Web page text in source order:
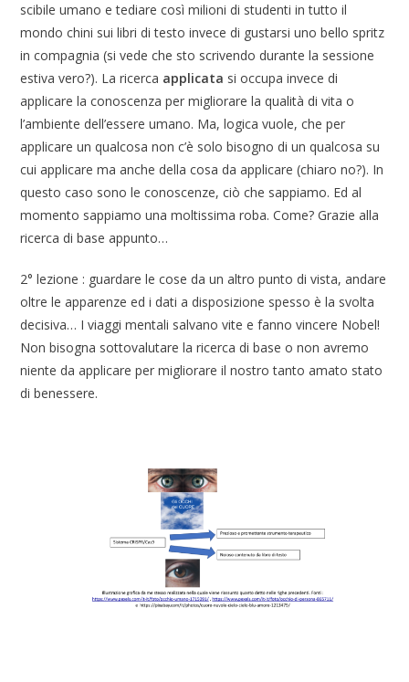
scibile umano e tediare così milioni di studenti in tutto il
mondo chini sui libri di testo invece di gustarsi uno bello spritz
in compagnia (si vede che sto scrivendo durante la sessione
estiva vero?). La ricerca applicata si occupa invece di
applicare la conoscenza per migliorare la qualità di vita o
l’ambiente dell’essere umano. Ma, logica vuole, che per
applicare un qualcosa non c’è solo bisogno di un qualcosa su
cui applicare ma anche della cosa da applicare (chiaro no?). In
questo caso sono le conoscenze, ciò che sappiamo. Ed al
momento sappiamo una moltissima roba. Come? Grazie alla
ricerca di base appunto…
2° lezione : guardare le cose da un altro punto di vista, andare
oltre le apparenze ed i dati a disposizione spesso è la svolta
decisiva… I viaggi mentali salvano vite e fanno vincere Nobel!
Non bisogna sottovalutare la ricerca di base o non avremo
niente da applicare per migliorare il nostro tanto amato stato
di benessere.